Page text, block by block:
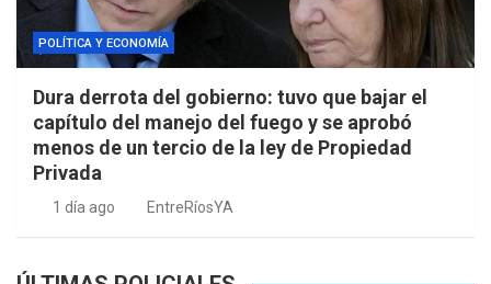
POLÍTICA Y ECONOMÍA
Dura derrota del gobierno: tuvo que bajar el
capítulo del manejo del fuego y se aprobó
menos de un tercio de la ley de Propiedad
Privada
1 día ago EntreRíosYA